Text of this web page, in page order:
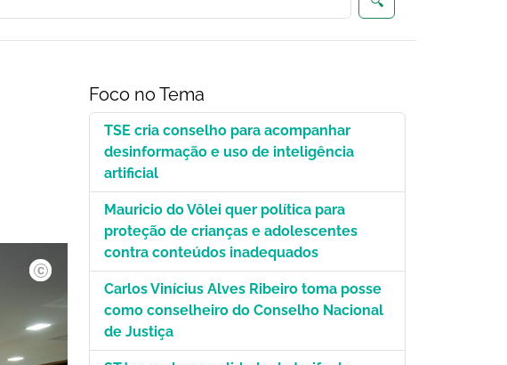
Foco no Tema
TSE cria conselho para acompanhar
desinformação e uso de inteligência
artificial
Mauricio do Vôlei quer política para
proteção de crianças e adolescentes
contra conteúdos inadequados
Carlos Vinícius Alves Ribeiro toma posse
como conselheiro do Conselho Nacional
de Justiça